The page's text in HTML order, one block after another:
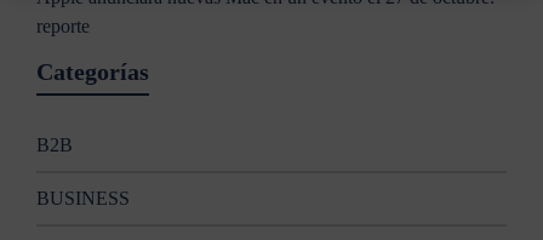
reporte
Categorías
B2B
BUSINESS